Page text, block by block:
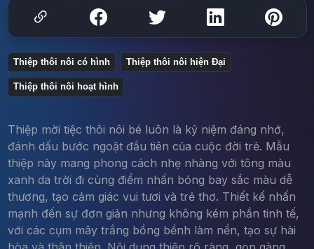
Thiệp thôi nôi có hình Thiệp thôi nôi hiện Đại
Thiệp thôi nôi hoạt hình
Thiệp mời tiệc thôi nôi bé luôn là kỷ niệm đáng nhớ,
đánh dấu bước ngoặt đầu tiên của cuộc đời trẻ. Mẫu
thiệp này mang phong cách nhẹ nhàng với tông màu
xanh da trời đi cùng điểm nhấn bóng bay sắc màu dễ
thương, tạo cảm giác vui tươi và trẻ thơ. Thiết kế nhấn
mạnh đến sự đơn giản nhưng không kém phần tinh tế,
với các cụm mây trắng bồng bềnh làm nền, tạo sự hài